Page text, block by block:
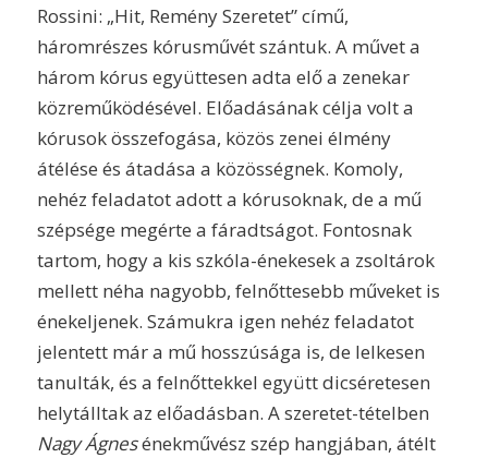
Rossini: „Hit, Remény Szeretet” című,
háromrészes kórusművét szántuk. A művet a
három kórus együttesen adta elő a zenekar
közreműködésével. Előadásának célja volt a
kórusok összefogása, közös zenei élmény
átélése és átadása a közösségnek. Komoly,
nehéz feladatot adott a kórusoknak, de a mű
szépsége megérte a fáradtságot. Fontosnak
tartom, hogy a kis szkóla-énekesek a zsoltárok
mellett néha nagyobb, felnőttesebb műveket is
énekeljenek. Számukra igen nehéz feladatot
jelentett már a mű hosszúsága is, de lelkesen
tanulták, és a felnőttekkel együtt dicséretesen
helytálltak az előadásban. A szeretet-tételben
Nagy Ágnesénekművész szép hangjában, átélt